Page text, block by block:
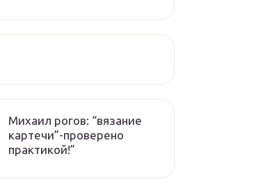
Михаил рогов: “вязание
картечи”-проверено
практикой!”